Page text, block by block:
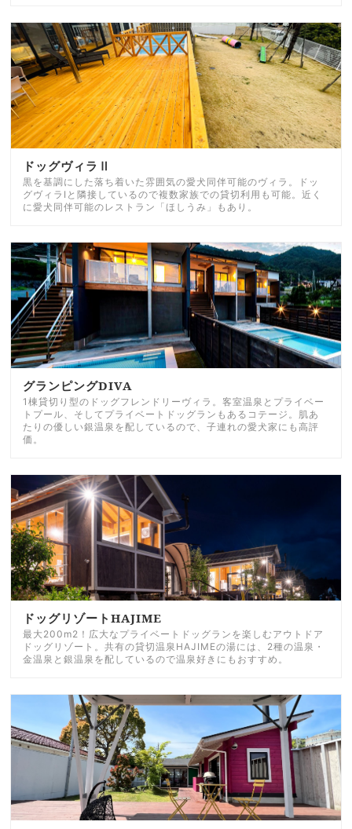
ドッグヴィラⅡ
黒を基調にした落ち着いた雰囲気の愛犬同伴可能のヴィラ。ドッ
グヴィラⅠと隣接しているので複数家族での貸切利用も可能。近く
に愛犬同伴可能のレストラン「ほしうみ」もあり。
グランピングDIVA
1棟貸切り型のドッグフレンドリーヴィラ。客室温泉とプライベー
トプール、そしてプライベートドッグランもあるコテージ。肌あ
たりの優しい銀温泉を配しているので、子連れの愛犬家にも高評
価。
ドッグリゾートHAJIME
最大200m2！広大なプライベートドッグランを楽しむアウトドア
ドッグリゾート。共有の貸切温泉HAJIMEの湯には、2種の温泉・
金温泉と銀温泉を配しているので温泉好きにもおすすめ。